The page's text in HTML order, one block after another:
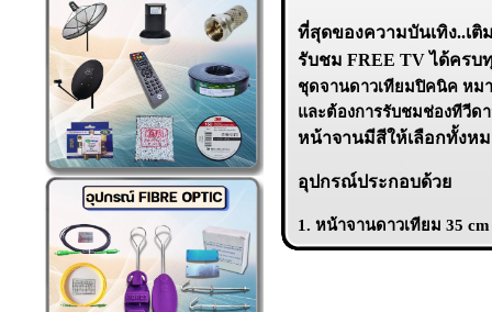
ที่สุดของความบันเทิง..เ
รับชม FREE TV ได้ครบ
ชุดจานดาวเทียมปิคนิค หม
และต้องการรับชมช่องทีวีด
หน้าจานมีสีให้เลือกทั้งห
อุปกรณ์ประกอบด้วย
1. หน้าจานดาวเทียม 35